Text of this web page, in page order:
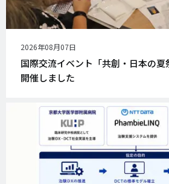
公
開
日
2026年08月07日
国際交流イベント「共創・日本の
開催しました